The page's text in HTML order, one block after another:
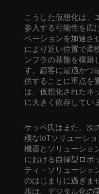
こうした仮想化は、
参入する可能性を広
ベーションを加速さ
により近い位置で柔
ンフラの基盤を構築
す。顧客に最適かつ
供することに重点を
は、仮想化されたネ
に大きく依存してい
ケッペ氏はまた、次
模なIoTソリューシ
機器とソリューショ
における自律型ロボ
ティ・ソリューショ
のはじまりに過ぎま
歩は、デジタル化の